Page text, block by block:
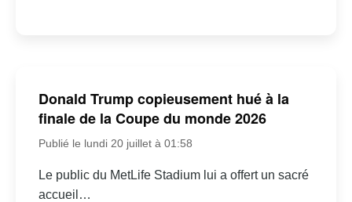
Donald Trump copieusement hué à la
finale de la Coupe du monde 2026
Publié le lundi 20 juillet à 01:58
Le public du MetLife Stadium lui a offert un sacré
accueil…